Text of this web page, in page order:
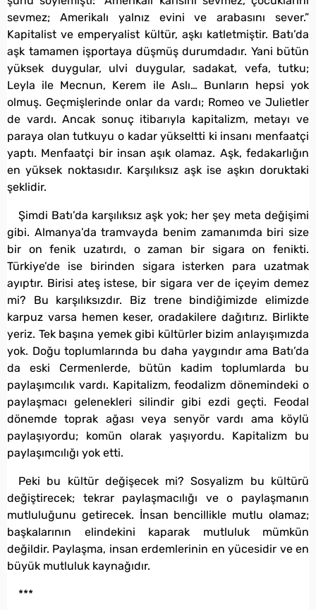
sevmez; Amerikalı yalnız evini ve arabasını sever.”
Kapitalist ve emperyalist kültür, aşkı katletmiştir. Batı’da
aşk tamamen işportaya düşmüş durumdadır. Yani bütün
yüksek duygular, ulvi duygular, sadakat, vefa, tutku;
Leyla ile Mecnun, Kerem ile Aslı… Bunların hepsi yok
olmuş. Geçmişlerinde onlar da vardı; Romeo ve Julietler
de vardı. Ancak sonuç itibarıyla kapitalizm, metayı ve
paraya olan tutkuyu o kadar yükseltti ki insanı menfaatçi
yaptı. Menfaatçi bir insan aşık olamaz. Aşk, fedakarlığın
en yüksek noktasıdır. Karşılıksız aşk ise aşkın doruktaki
şeklidir.
Şimdi Batı’da karşılıksız aşk yok; her şey meta değişimi
gibi. Almanya’da tramvayda benim zamanımda biri size
bir on fenik uzatırdı, o zaman bir sigara on fenikti.
Türkiye’de ise birinden sigara isterken para uzatmak
ayıptır. Birisi ateş istese, bir sigara ver de içeyim demez
mi? Bu karşılıksızdır. Biz trene bindiğimizde elimizde
karpuz varsa hemen keser, oradakilere dağıtırız. Birlikte
yeriz. Tek başına yemek gibi kültürler bizim anlayışımızda
yok. Doğu toplumlarında bu daha yaygındır ama Batı’da
da eski Cermenlerde, bütün kadim toplumlarda bu
paylaşımcılık vardı. Kapitalizm, feodalizm dönemindeki o
paylaşmacı gelenekleri silindir gibi ezdi geçti. Feodal
dönemde toprak ağası veya senyör vardı ama köylü
paylaşıyordu; komün olarak yaşıyordu. Kapitalizm bu
paylaşımcılığı yok etti.
Peki bu kültür değişecek mi? Sosyalizm bu kültürü
değiştirecek; tekrar paylaşmacılığı ve o paylaşmanın
mutluluğunu getirecek. İnsan bencillikle mutlu olamaz;
başkalarının elindekini kaparak mutluluk mümkün
değildir. Paylaşma, insan erdemlerinin en yücesidir ve en
büyük mutluluk kaynağıdır.
***